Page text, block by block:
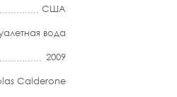
США
вода
2009
Calderone